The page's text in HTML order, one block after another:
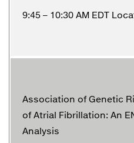
9:45 – 10:30 AM EDT
Association of Genetic
of Atrial Fibrillation: An
Analysis